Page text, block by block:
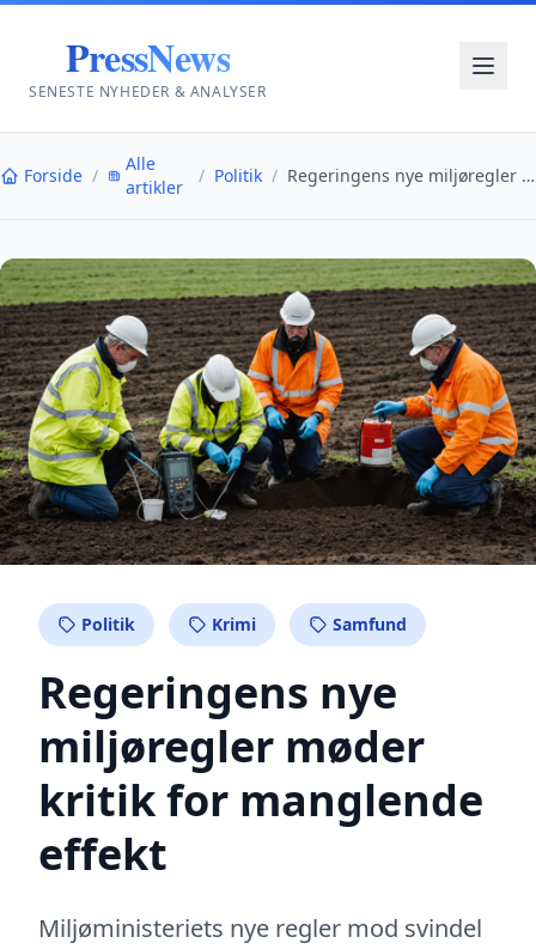
PressNews
SENESTE NYHEDER & ANALYSER
Forside /
Alle
artikler
/ Politik / Regeringens nye miljøregler møder kritik for mangl...
Politik Krimi Samfund
Regeringens nye
miljøregler møder
kritik for manglende
effekt
Miljøministeriets nye regler mod svindel